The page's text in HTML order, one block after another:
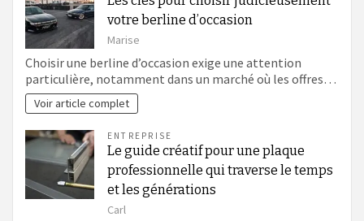
votre berline d’occasion
Marise
Choisir une berline d’occasion exige une attention
particulière, notamment dans un marché où les offres…
Voir article complet
ENTREPRISE
Le guide créatif pour une plaque
professionnelle qui traverse le temps
et les générations
Carl